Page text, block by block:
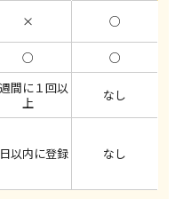
× ○
○
○
間に１回以
上
なし
以内に登録 なし